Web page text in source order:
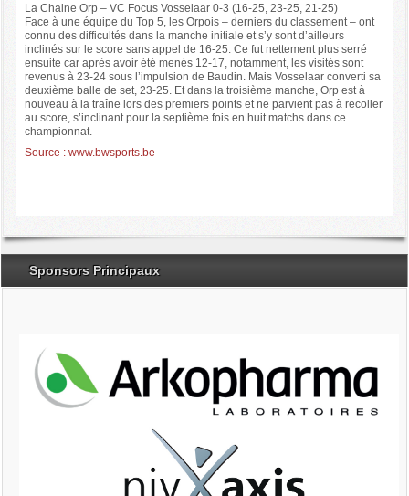
La Chaine Orp – VC Focus Vosselaar 0-3 (16-25, 23-25, 21-25)
Face à une équipe du Top 5, les Orpois – derniers du classement – ont
connu des difficultés dans la manche initiale et s’y sont d’ailleurs
inclinés sur le score sans appel de 16-25. Ce fut nettement plus serré
ensuite car après avoir été menés 12-17, notamment, les visités sont
revenus à 23-24 sous l’impulsion de Baudin. Mais Vosselaar converti sa
deuxième balle de set, 23-25. Et dans la troisième manche, Orp est à
nouveau à la traîne lors des premiers points et ne parvient pas à recoller
au score, s’inclinant pour la septième fois en huit matchs dans ce
championnat.
Source : www.bwsports.be
Sponsors Principaux